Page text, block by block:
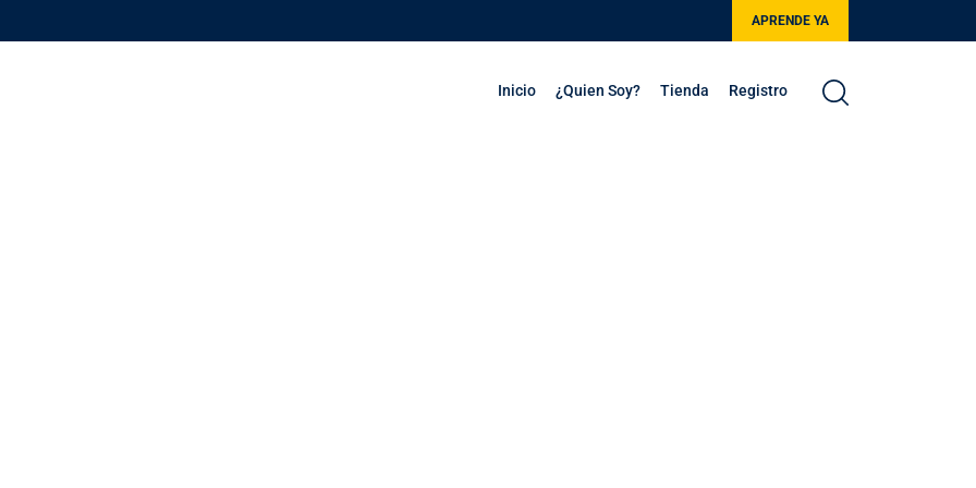
APRENDE YA
Inicio ¿Quien Soy? Tienda Registro